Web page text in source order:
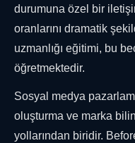
durumuna özel bir
oranlarını dramatik
uzmanlığı eğitimi, bu
öğretmektedir.
Sosyal medya
oluşturma ve marka
yollarından biridir.